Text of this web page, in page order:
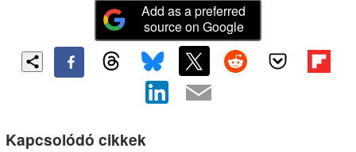
Add as a preferred
source on Google
Kapcsolódó cikkek